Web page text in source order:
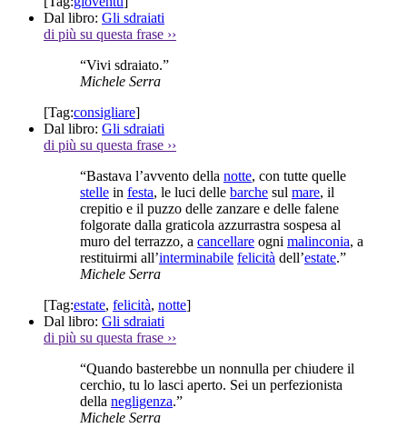
Dal libro: Gli sdraiati
di più su questa frase ››
“Vivi sdraiato.”
Michele Serra
[Tag:consigliare]
Dal libro: Gli sdraiati
di più su questa frase ››
“Bastava l’avvento della notte, con tutte quelle
stelle in festa, le luci delle barche sul mare, il
crepitio e il puzzo delle zanzare e delle falene
folgorate dalla graticola azzurrastra sospesa al
muro del terrazzo, a cancellare ogni malinconia, a
restituirmi all’interminabile felicità dell’estate.”
Michele Serra
[Tag:estate, felicità, notte]
Dal libro: Gli sdraiati
di più su questa frase ››
“Quando basterebbe un nonnulla per chiudere il
cerchio, tu lo lasci aperto. Sei un perfezionista
della negligenza.”
Michele Serra